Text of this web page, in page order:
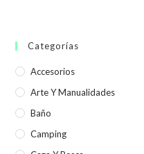
Categorías
Accesorios
Arte Y Manualidades
Baño
Camping